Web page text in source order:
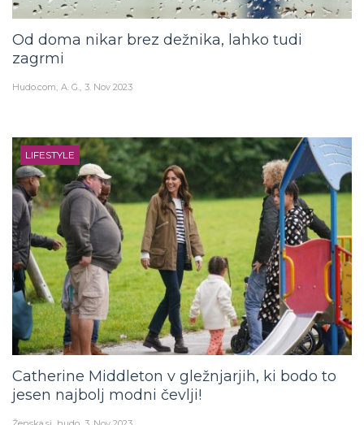
Od doma nikar brez dežnika, lahko tudi
zagrmi
Hudo.com A. G. 3. Nov 2023
LIFESTYLE
Catherine Middleton v gležnjarjih, ki bodo to
jesen najbolj modni čevlji!